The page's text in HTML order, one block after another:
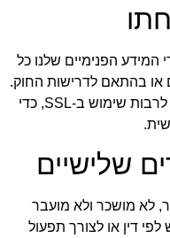
הפנימיים שלנו כל
או בהתאם לדרישות החוק.
אנו נוקטים באמצעי אבטחה מקובלים, לרבות שימוש ב-SSL, כדי
שלישיים
לא מושכר ולא מועבר
דין או לצורך תפעול